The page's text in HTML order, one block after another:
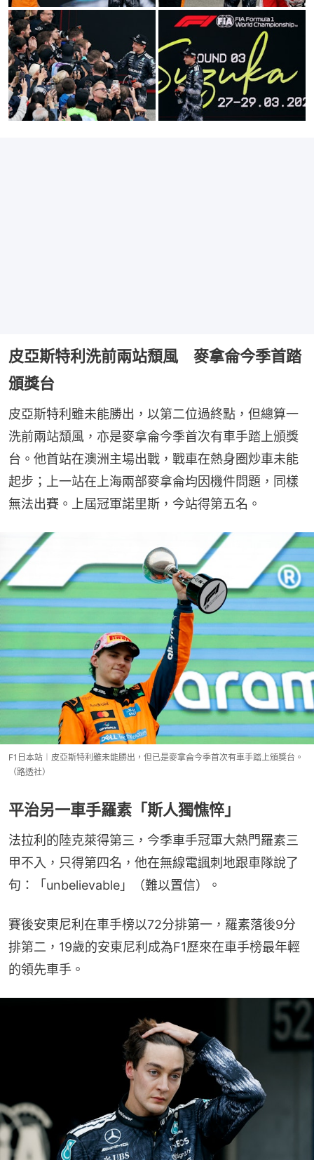
皮亞斯特利洗前兩站頹風 麥拿侖今季首踏
頒獎台
皮亞斯特利雖未能勝出，以第二位過終點，但總算一
洗前兩站頹風，亦是麥拿侖今季首次有車手踏上頒獎
台。他首站在澳洲主場出戰，戰車在熱身圈炒車未能
起步；上一站在上海兩部麥拿侖均因機件問題，同樣
無法出賽。上屆冠軍諾里斯，今站得第五名。
F1日本站︱皮亞斯特利雖未能勝出，但已是麥拿侖今季首次有車手踏上頒獎台。
（路透社）
平治另一車手羅素「斯人獨憔悴」
法拉利的陸克萊得第三，今季車手冠軍大熱門羅素三
甲不入，只得第四名，他在無線電諷刺地跟車隊說了
句：「unbelievable」（難以置信）。
賽後安東尼利在車手榜以72分排第一，羅素落後9分
排第二，19歲的安東尼利成為F1歷來在車手榜最年輕
的領先車手。